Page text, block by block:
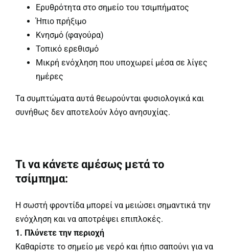
Ερυθρότητα στο σημείο του τσιμπήματος
Ήπιο πρήξιμο
Κνησμό (φαγούρα)
Τοπικό ερεθισμό
Μικρή ενόχληση που υποχωρεί μέσα σε λίγες
ημέρες
Τα συμπτώματα αυτά θεωρούνται φυσιολογικά και
συνήθως δεν αποτελούν λόγο ανησυχίας.
Τι να κάνετε αμέσως μετά το
τσίμπημα:
Η σωστή φροντίδα μπορεί να μειώσει σημαντικά την
ενόχληση και να αποτρέψει επιπλοκές.
1. Πλύνετε την περιοχή
Καθαρίστε το σημείο με νερό και ήπιο σαπούνι για να